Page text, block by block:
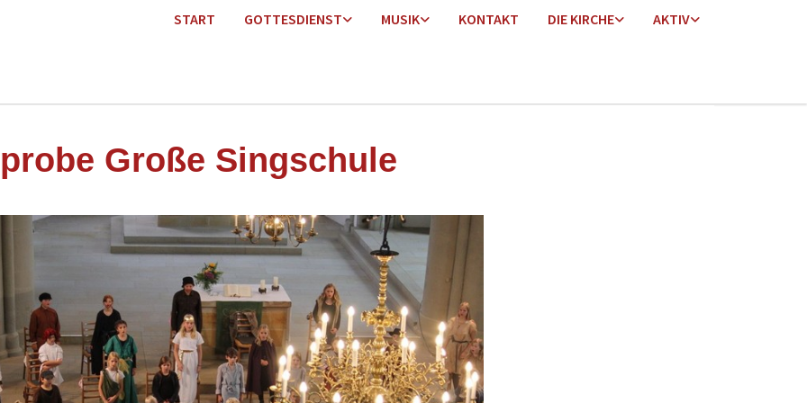
START GOTTESDIENST MUSIK KONTAKT DIE KIRCHE AKTIV
Große Singschule